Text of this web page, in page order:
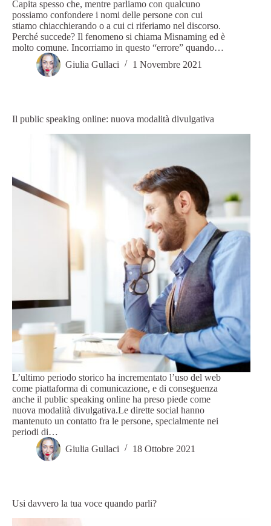
Capita spesso che, mentre parliamo con qualcuno
possiamo confondere i nomi delle persone con cui
stiamo chiacchierando o a cui ci riferiamo nel discorso.
Perché succede? Il fenomeno si chiama Misnaming ed è
molto comune. Incorriamo in questo “errore” quando…
Giulia Gullaci
1 Novembre 2021
Il public speaking online: nuova modalità divulgativa
L’ultimo periodo storico ha incrementato l’uso del web
come piattaforma di comunicazione, e di conseguenza
anche il public speaking online ha preso piede come
nuova modalità divulgativa.Le dirette social hanno
mantenuto un contatto fra le persone, specialmente nei
periodi di…
Giulia Gullaci
18 Ottobre 2021
Usi davvero la tua voce quando parli?